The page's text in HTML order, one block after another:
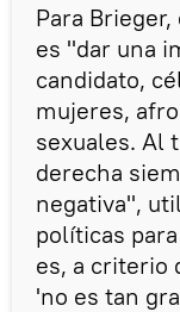
Para
es "dar una
candidato,
mujeres,
sexuales. Al
derecha
negativa",
políticas
es, a criterio
'no es tan